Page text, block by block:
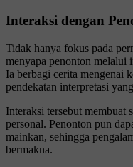
Interaksi dengan
Tidak hanya fokus pada
menyapa penonton melalui
Ia berbagi cerita mengenai
pendekatan interpretasi
Interaksi tersebut membuat
personal. Penonton pun
mainkan, sehingga
bermakna.